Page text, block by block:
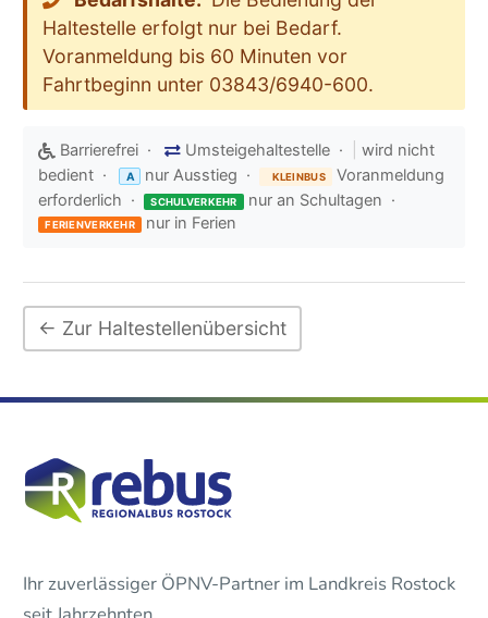
Haltestelle erfolgt nur bei Bedarf.
Voranmeldung bis 60 Minuten vor
Fahrtbeginn unter 03843/6940-600.
Barrierefrei · Umsteigehaltestelle ·
wird nicht
bedient ·
A nur Ausstieg · KLEINBUS
Voranmeldung
erforderlich · SCHULVERKEHR nur an Schultagen ·
FERIENVERKEHR nur in Ferien
← Zur Haltestellenübersicht
Ihr zuverlässiger ÖPNV-Partner im Landkreis Rostock